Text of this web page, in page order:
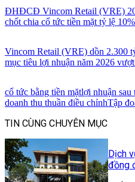
ĐHĐCĐ Vincom Retail (VRE)
chốt chia cổ tức tiền mặt tỷ lệ 10%
Vincom Retail (VRE) dồn 2.300
mục tiêu lợi nhuận năm 2026
cổ tức bằng tiền mặtlợi nhuận sau
doanh thu thuần điều chỉnhTập
TIN CÙNG CHUYÊN MỤC
Dịch
đồng